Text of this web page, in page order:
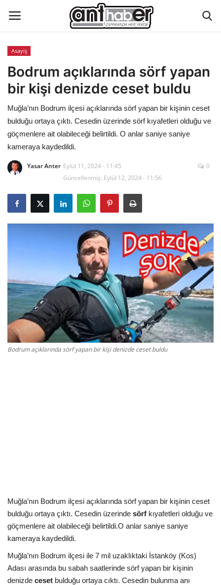
Künye
Eğitim
Aktüel Magazin
Hakkımızda
İletişim
Asayiş
Bodrum Trafik Yoğunluk Haritası
Turizm
Siyaset
Ekonomi
Gündem
Asayiş
Bodrum açıklarında sörf yapan
bir kişi denizde ceset buldu
Muğla’nın Bodrum ilçesi açıklarında sörf yapan bir kişinin ceset
bulduğu ortaya çıktı. Cesedin üzerinde sörf kıyafetleri olduğu ve
göçmenlere ait olabileceği belirtildi. O anlar saniye saniye
kameraya kaydedildi.
Yasar Anter Eylül 11, 2024 - 11:45
Güncellenmiş: Eylül 12, 2024 - 11:56
0
Bodrum açıklarında sörf yapan bir kişi denizde ceset buldu
Muğla’nın Bodrum ilçesi açıklarında sörf yapan bir kişinin ceset
bulduğu ortaya çıktı. Cesedin üzerinde sörf kıyafetleri olduğu ve
göçmenlere ait olabileceği belirtildi.O anlar saniye saniye
kameraya kaydedildi.
Muğla’nın Bodrum ilçesi ile 7 mil uzaklıktaki İstanköy (Kos)
Adası arasında bu sabah saatlerinde sörf yapan bir kişinin
denizde ceset bulduğu ortaya cıktı. Cesedin bulunma anı